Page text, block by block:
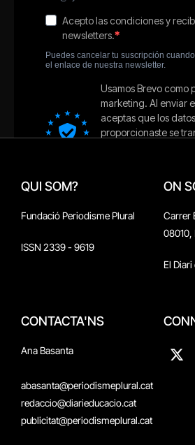
QUI SOM?
Fundació Periodisme Plural
ISSN 2339 - 9619
ON
Carrer
08010,
El
CONTACTA'NS
Ana Basanta
abasanta@periodismeplural.cat
redaccio@diarieducacio.cat
publicitat@periodismeplural.cat
X